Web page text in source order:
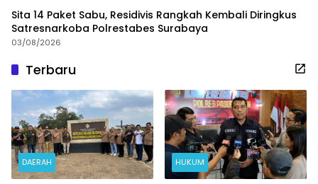
Sita 14 Paket Sabu, Residivis Rangkah Kembali Diringkus
Satresnarkoba Polrestabes Surabaya
03/08/2026
Terbaru
DAERAH HUKUM